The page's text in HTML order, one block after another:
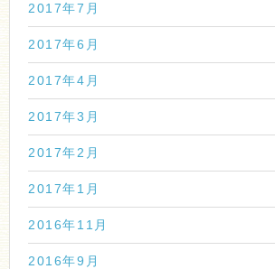
2017年7月
2017年6月
2017年4月
2017年3月
2017年2月
2017年1月
2016年11月
2016年9月